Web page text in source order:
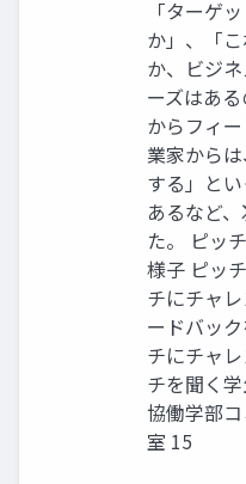
「ターゲ
か」、「
か、ビジ
ーズはあ
からフィ
業家から
する」と
あるなど
た。 ピッ
様子 ピッ
チにチャ
ードバッ
チにチャ
チを聞く
協働学部
室 15